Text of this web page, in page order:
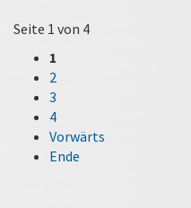
Seite 1 von 4
1
2
3
4
Vorwärts
Ende